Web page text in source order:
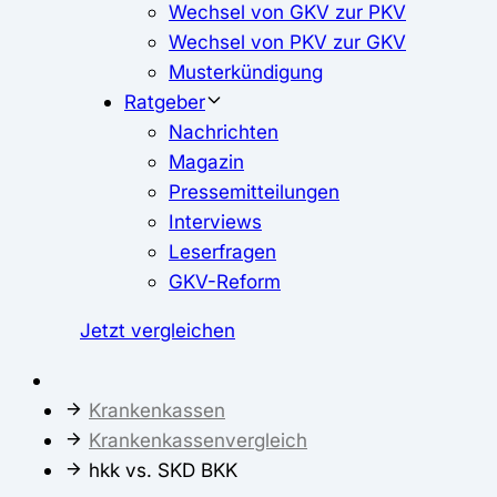
Wechsel von GKV zur PKV
Wechsel von PKV zur GKV
Musterkündigung
Ratgeber
Nachrichten
Magazin
Pressemitteilungen
Interviews
Leserfragen
GKV-Reform
Jetzt vergleichen
Krankenkassen
Krankenkassenvergleich
hkk vs. SKD BKK